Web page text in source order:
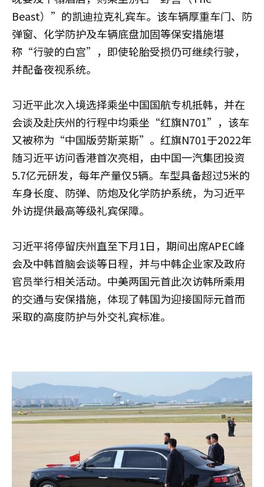
Beast）”的凯迪拉克礼宾车。该车辆厚重车门、防
弹窗、化学防护及车辆底盘加固等保安措施堪
称“行驶的白宫”，即使轮胎受损仍可继续行驶，
并配备夜视系统。
习近平此次入境选择乘坐中国国航专机抵韩，并在
会谈及赴庆州的行程中均乘坐“红旗N701”，该车
又被称为“中国版劳斯莱斯”。红旗N701于2022年
随习近平访问香港首次亮相，由中国一汽集团投资
5.7亿元研发，每年产量仅5辆。车型具备超过5米的
车身长度、防弹、防炮及化学防护系统，为习近平
外访提供最高等级礼宾保障。
习近平将停留庆州直至下月1日，期间出席APEC峰
会及中韩首脑会谈等日程，并与中韩企业家及政府
官员举行相关活动。中美两国元首此次访韩所乘用
的交通与安保措施，体现了韩国为迎接国际元首而
采取的高度防护与外交礼宾标准。